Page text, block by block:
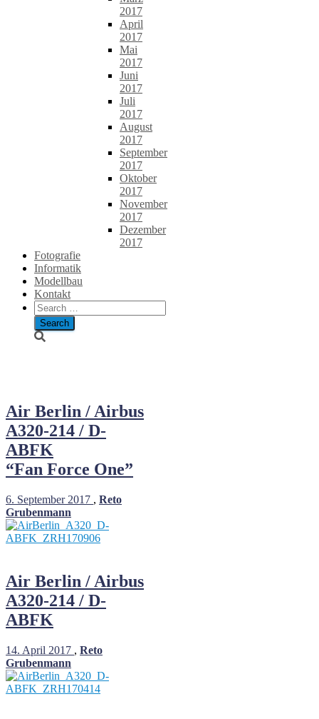
2017
April
2017
Mai
2017
Juni
2017
Juli
2017
August
2017
September
2017
Oktober
2017
November
2017
Dezember
2017
Fotografie
Informatik
Modellbau
Kontakt
Search
for:
Air Berlin / Airbus
A320-214 / D-
ABFK
“Fan Force One”
6. September 2017 , Reto
Grubenmann
Air Berlin / Airbus
A320-214 / D-
ABFK
14. April 2017 , Reto
Grubenmann